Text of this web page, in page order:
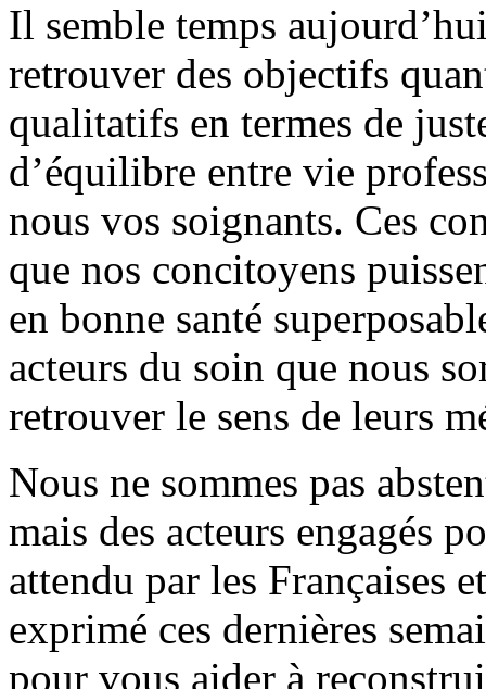
Il semble temps
retrouver des objectifs
qualitatifs en termes de
d’équilibre entre vie
nous vos soignants. Ces
que nos concitoyens
en bonne santé
acteurs du soin que nous
retrouver le sens de leurs
Nous ne sommes pas
mais des acteurs engagés
attendu par les Françaises
exprimé ces dernières
pour vous aider à